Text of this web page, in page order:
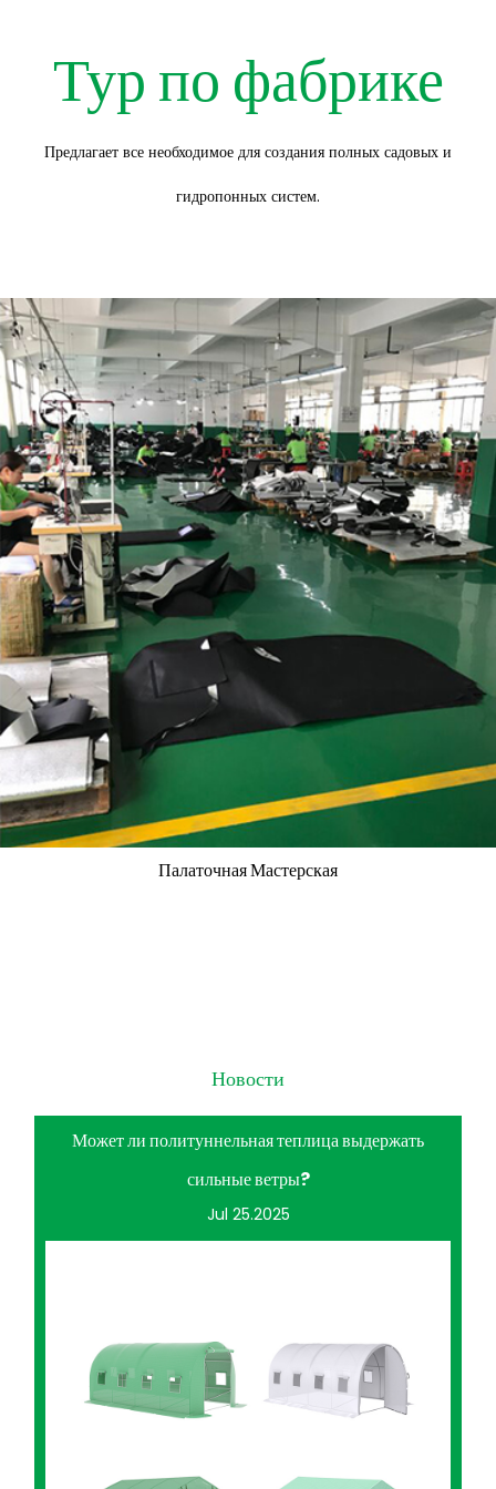
Тур по фабрике
Предлагает все необходимое для создания полных садовых и
гидропонных систем.
Палаточная Мастерская
Новости
Может ли политуннельная теплица выдержать
сильные ветры?
Jul 25.2025